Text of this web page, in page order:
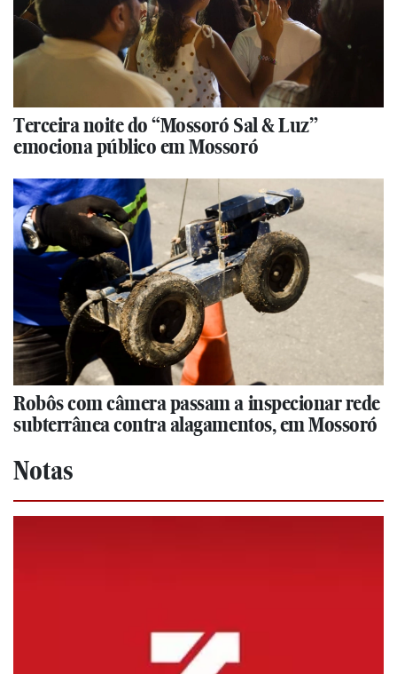
Terceira noite do “Mossoró Sal & Luz”
emociona público em Mossoró
Robôs com câmera passam a inspecionar rede
subterrânea contra alagamentos, em Mossoró
Notas